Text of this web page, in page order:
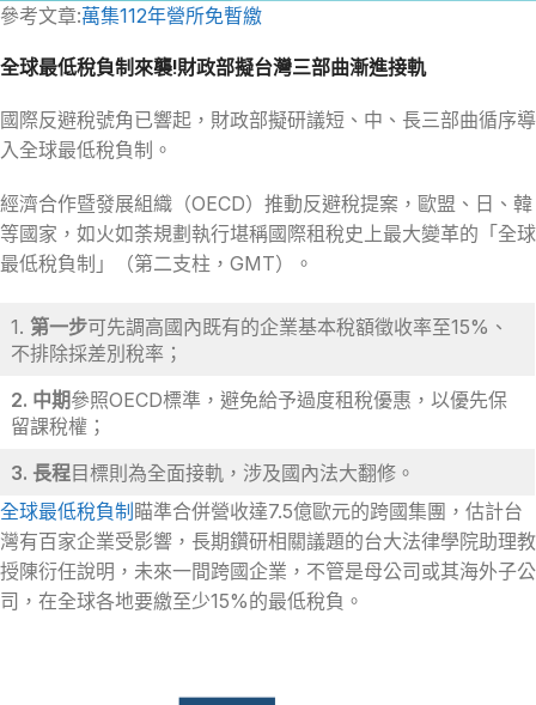
參考文章:萬集112年營所免暫繳
全球最低稅負制來襲!財政部擬台灣三部曲漸進接軌
國際反避稅號角已響起，財政部擬研議短、中、長三部曲循序導
入全球最低稅負制。
經濟合作暨發展組織（OECD）推動反避稅提案，歐盟、日、韓
等國家，如火如荼規劃執行堪稱國際租稅史上最大變革的「全球
最低稅負制」（第二支柱，GMT）。
1. 第一步可先調高國內既有的企業基本稅額徵收率至15%、
不排除採差別稅率；
2. 中期參照OECD標準，避免給予過度租稅優惠，以優先保
留課稅權；
3. 長程目標則為全面接軌，涉及國內法大翻修。
全球最低稅負制瞄準合併營收達7.5億歐元的跨國集團，估計台
灣有百家企業受影響，長期鑽研相關議題的台大法律學院助理教
授陳衍任說明，未來一間跨國企業，不管是母公司或其海外子公
司，在全球各地要繳至少15%的最低稅負。